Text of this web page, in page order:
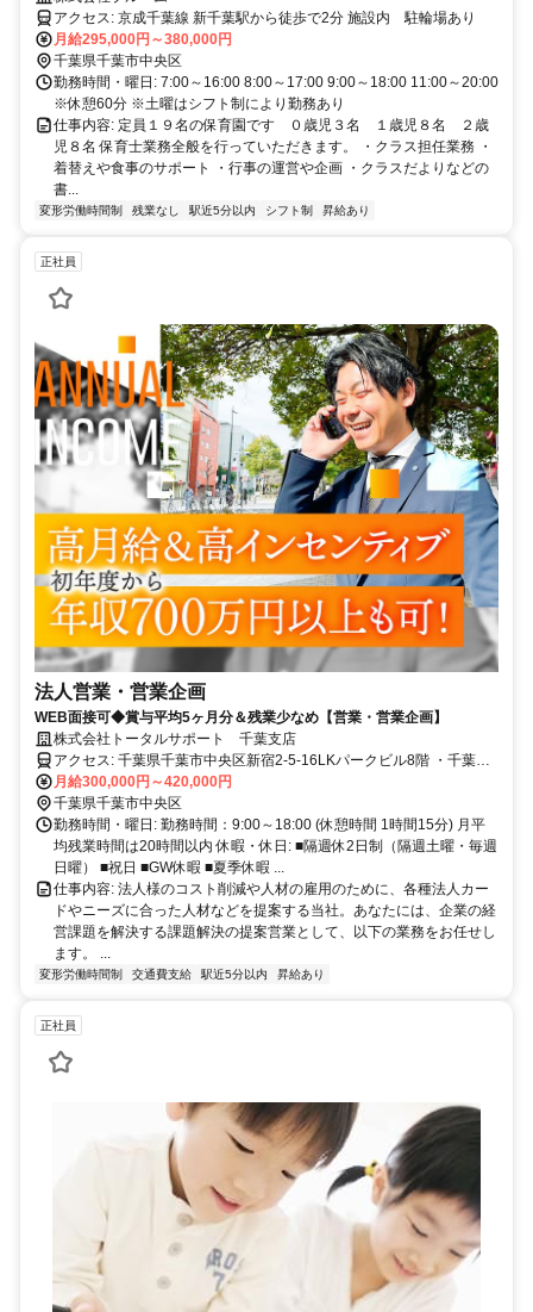
アクセス: 京成千葉線 新千葉駅から徒歩で2分 施設内 駐輪場あり
月給295,000円～380,000円
千葉県千葉市中央区
勤務時間・曜日: 7:00～16:00 8:00～17:00 9:00～18:00 11:00～20:00
※休憩60分 ※土曜はシフト制により勤務あり
仕事内容: 定員１９名の保育園です ０歳児３名 １歳児８名 ２歳
児８名 保育士業務全般を行っていただきます。 ・クラス担任業務 ・
着替えや食事のサポート ・行事の運営や企画 ・クラスだよりなどの
書...
変形労働時間制 残業なし 駅近5分以内 シフト制 昇給あり
正社員
法人営業・営業企画
WEB面接可◆賞与平均5ヶ月分＆残業少なめ【営業・営業企画】
株式会社トータルサポート 千葉支店
アクセス: 千葉県千葉市中央区新宿2-5-16LKパークビル8階 ・千葉
月給300,000円～420,000円
千葉県千葉市中央区
勤務時間・曜日: 勤務時間：9:00～18:00 (休憩時間 1時間15分) 月平
均残業時間は20時間以内 休暇・休日: ■隔週休2日制（隔週土曜・毎週
日曜） ■祝日 ■GW休暇 ■夏季休暇 ...
仕事内容: 法人様のコスト削減や人材の雇用のために、各種法人カー
ドやニーズに合った人材などを提案する当社。あなたには、企業の経
営課題を解決する課題解決の提案営業として、以下の業務をお任せし
ます。 ...
変形労働時間制 交通費支給 駅近5分以内 昇給あり
正社員